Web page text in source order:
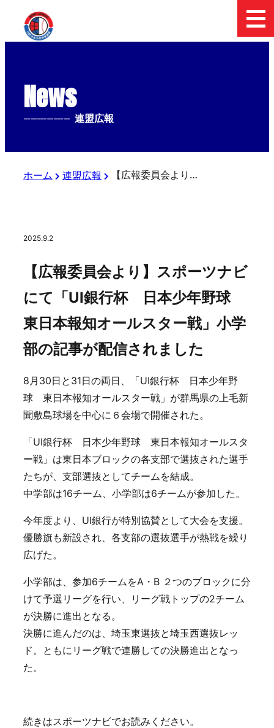
News
-------------- 連盟広報
ホーム 連盟広報 【広報委員会より】スポーツナビにて「UI銀行杯 日本少年野球 東日本報知オールスター戦」小学部の記事が配信されました
2025.9.2
【広報委員会より】スポーツナビ
にて「UI銀行杯 日本少年野球
東日本報知オールスター戦」小学
部の記事が配信されました
8月30日と31日の両日、「UI銀行杯 日本少年野
球 東日本報知オールスター戦」が群馬県の上毛新
聞敷島球場を中心に６会場で開催された。
「UI銀行杯 日本少年野球 東日本報知オールスタ
ー戦」は東日本ブロックの各支部で選抜された選手
たちが、支部選抜としてチームを結成。
中学部は16チーム、小学部は6チームが参加した。
今年度より、UI銀行が特別協賛として大会を支援。
優勝旗も新設され、各支部の選抜選手が熱戦を繰り
広げた。
小学部は、参加6チームをA・B ２つのブロックに分
けて予選リーグを行い、リーグ戦トップの2チーム
が決勝に進出となる。
決勝に進んだのは、埼玉東選抜と埼玉西選抜レッ
ド。ともにリーグ戦で連勝しての決勝進出となっ
た。
続きはスポーツナビでお読みください。